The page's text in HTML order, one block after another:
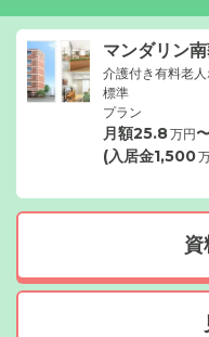
マンダリン
介護付き有料老
標準
プラン
月額25.8万円
(入居金1,500
資